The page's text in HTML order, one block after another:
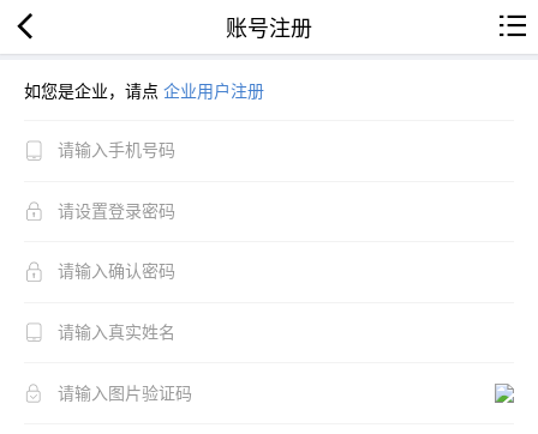
账号注册
如您是企业，请点 企业用户注册